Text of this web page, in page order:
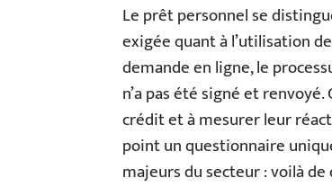
Le prêt personnel se
exigée quant à l’utilisation
demande en ligne, le
n’a pas été signé et
crédit et à mesurer leur
point un questionnaire
majeurs du secteur : voilà